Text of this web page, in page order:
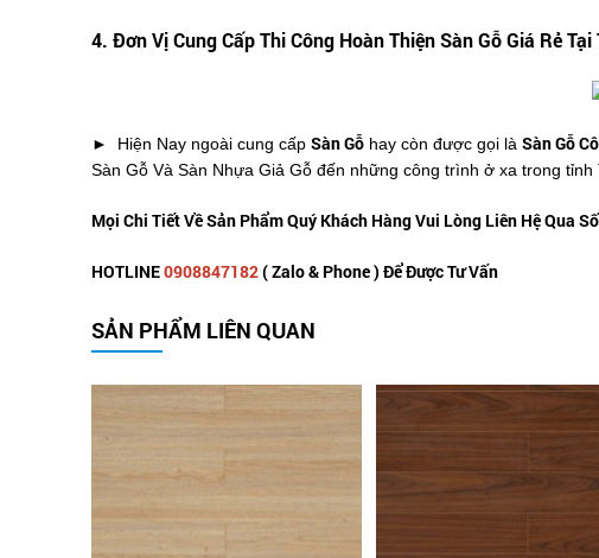
4. Đơn Vị Cung Cấp Thi Công Hoàn Thiện Sàn Gỗ Giá Rẻ
► Hiện Nay ngoài cung cấp Sàn Gỗ hay còn được gọi là Sàn Gỗ
Sàn Gỗ Và Sàn Nhựa Giả Gỗ đến những công trình ở xa trong
Mọi Chi Tiết Về Sản Phẩm Quý Khách Hàng Vui Lòng Liên Hệ Qua Số
HOTLINE0908847182( Zalo & Phone ) Để Được Tư Vấn
SẢN PHẨM LIÊN QUAN